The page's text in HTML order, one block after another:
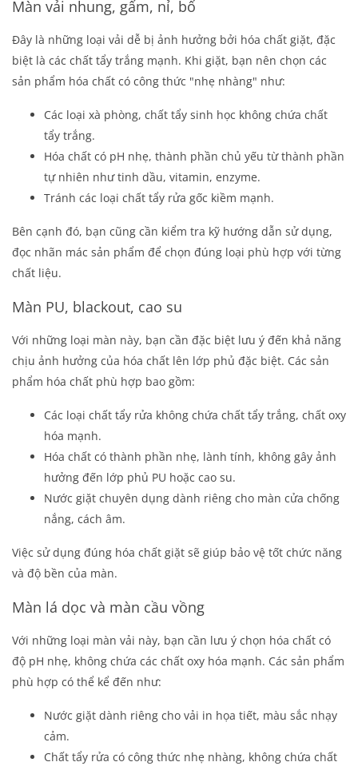
Màn vải nhung, gấm, nỉ, bố
Đây là những loại vải dễ bị ảnh hưởng bởi hóa chất giặt, đặc
biệt là các chất tẩy trắng mạnh. Khi giặt, bạn nên chọn các
sản phẩm hóa chất có công thức "nhẹ nhàng" như:
Các loại xà phòng, chất tẩy sinh học không chứa chất
tẩy trắng.
Hóa chất có pH nhẹ, thành phần chủ yếu từ thành phần
tự nhiên như tinh dầu, vitamin, enzyme.
Tránh các loại chất tẩy rửa gốc kiềm mạnh.
Bên cạnh đó, bạn cũng cần kiểm tra kỹ hướng dẫn sử dụng,
đọc nhãn mác sản phẩm để chọn đúng loại phù hợp với từng
chất liệu.
Màn PU, blackout, cao su
Với những loại màn này, bạn cần đặc biệt lưu ý đến khả năng
chịu ảnh hưởng của hóa chất lên lớp phủ đặc biệt. Các sản
phẩm hóa chất phù hợp bao gồm:
Các loại chất tẩy rửa không chứa chất tẩy trắng, chất oxy
hóa mạnh.
Hóa chất có thành phần nhẹ, lành tính, không gây ảnh
hưởng đến lớp phủ PU hoặc cao su.
Nước giặt chuyên dụng dành riêng cho màn cửa chống
nắng, cách âm.
Việc sử dụng đúng hóa chất giặt sẽ giúp bảo vệ tốt chức năng
và độ bền của màn.
Màn lá dọc và màn cầu vồng
Với những loại màn vải này, bạn cần lưu ý chọn hóa chất có
độ pH nhẹ, không chứa các chất oxy hóa mạnh. Các sản phẩm
phù hợp có thể kể đến như:
Nước giặt dành riêng cho vải in họa tiết, màu sắc nhạy
cảm.
Chất tẩy rửa có công thức nhẹ nhàng, không chứa chất